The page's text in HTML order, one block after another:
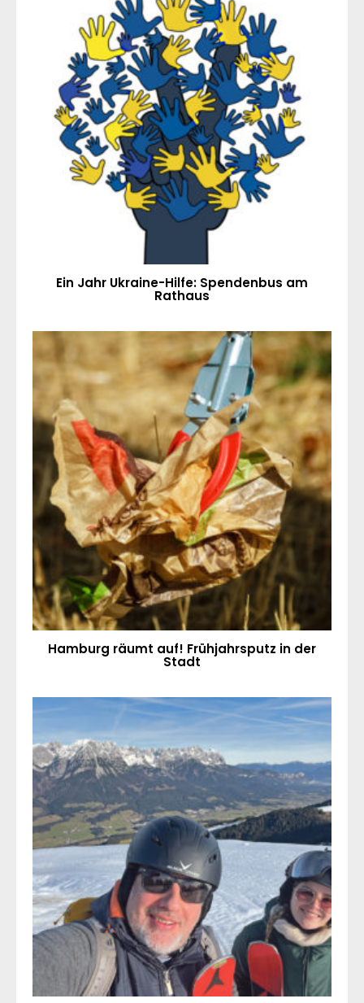
Ein Jahr Ukraine-Hilfe: Spendenbus am
Rathaus
Hamburg räumt auf! Frühjahrsputz in der
Stadt